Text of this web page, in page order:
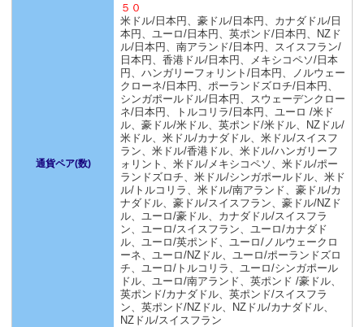
通貨ペア(数)
５０
米ドル/日本円、豪ドル/日本円、カナダドル/日
本円、ユーロ/日本円、英ポンド/日本円、NZド
ル/日本円、南アランド/日本円、スイスフラン/
日本円、香港ドル/日本円、メキシコペソ/日本
円、ハンガリーフォリント/日本円、ノルウェー
クローネ/日本円、ポーランドズロチ/日本円、
シンガポールドル/日本円、スウェーデンクロー
ネ/日本円、トルコリラ/日本円、ユーロ /米ド
ル、豪ドル/米ドル、英ポンド/米ドル、NZドル/
米ドル、米ドル/カナダドル、米ドル/スイスフ
ラン、米ドル/香港ドル、米ドル/ハンガリーフ
ォリント、米ドル/メキシコペソ、米ドル/ポー
ランドズロチ、米ドル/シンガポールドル、米ド
ル/トルコリラ、米ドル/南アランド、豪ドル/カ
ナダドル、豪ドル/スイスフラン、豪ドル/NZド
ル、ユーロ/豪ドル、カナダドル/スイスフラ
ン、ユーロ/スイスフラン、ユーロ/カナダド
ル、ユーロ/英ポンド、ユーロ/ノルウェークロ
ーネ、ユーロ/NZドル、ユーロ/ポーランドズロ
チ、ユーロ/トルコリラ、ユーロ/シンガポール
ドル、ユーロ/南アランド、英ポンド /豪ドル、
英ポンド/カナダドル、英ポンド/スイスフラ
ン、英ポンド/NZドル、NZドル/カナダドル、
NZドル/スイスフラン